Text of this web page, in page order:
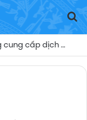
Thông báo đấu giá: Cho thuê mặt bằng cung cấp dịch vụăn uống, cửa hàng tiện ích (căn tin) thời hạn 05 năm tại Trung tâm Y tế Ayun Pa, kể từ ngày Trung tâm Y tế Ayun Pa ký Hợp đồng cho thuê mặt bằng và biên bản bàn giao mặt bằng khai thác dịch vụ nói trên cho người trúng đấu giá